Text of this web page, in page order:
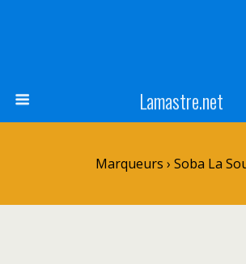
Lamastre.net
Marqueurs › Soba La